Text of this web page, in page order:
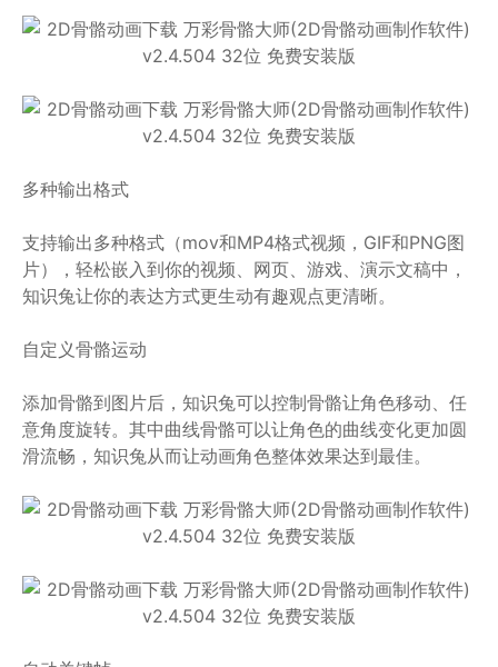
多种输出格式
支持输出多种格式（mov和MP4格式视频，GIF和PNG图
片），轻松嵌入到你的视频、网页、游戏、演示文稿中，
知识兔让你的表达方式更生动有趣观点更清晰。
自定义骨骼运动
添加骨骼到图片后，知识兔可以控制骨骼让角色移动、任
意角度旋转。其中曲线骨骼可以让角色的曲线变化更加圆
滑流畅，知识兔从而让动画角色整体效果达到最佳。